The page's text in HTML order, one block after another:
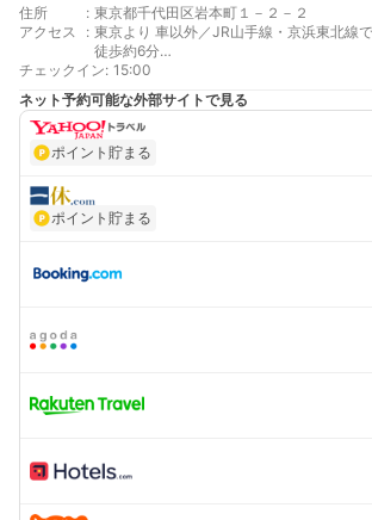
住所 : 東京都千代田区岩本町１－２－２
アクセス
: 東京より 車以外／JR山手線・京浜東北線
徒歩約6分
新宿より 車以外／JR中央線快速線で約12
約6分
最寄り駅１ 神田
最寄り駅２ 新日本橋
最寄り駅３ 小伝馬町
補足 車／・駐車場2,140円／泊（●完全電
横幅制限有（高さ：2000mm 横幅：
がございます。
チェックイン: 15:00
ネット予約可能な外部サイトで見る
ポイント貯まる
ポイント貯まる